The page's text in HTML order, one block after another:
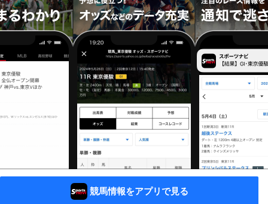
競馬情報をアプリで見る